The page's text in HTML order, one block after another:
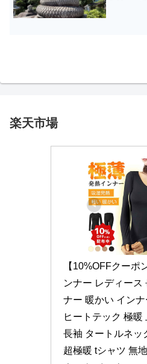
楽天市場
【10%OFFクーポ
ンナー レディース
ナー 暖かい イン
ヒートテック 極暖
長袖 タートルネッ
超極暖 tシャツ 無